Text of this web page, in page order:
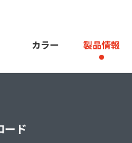
カラー 製品情報
ード